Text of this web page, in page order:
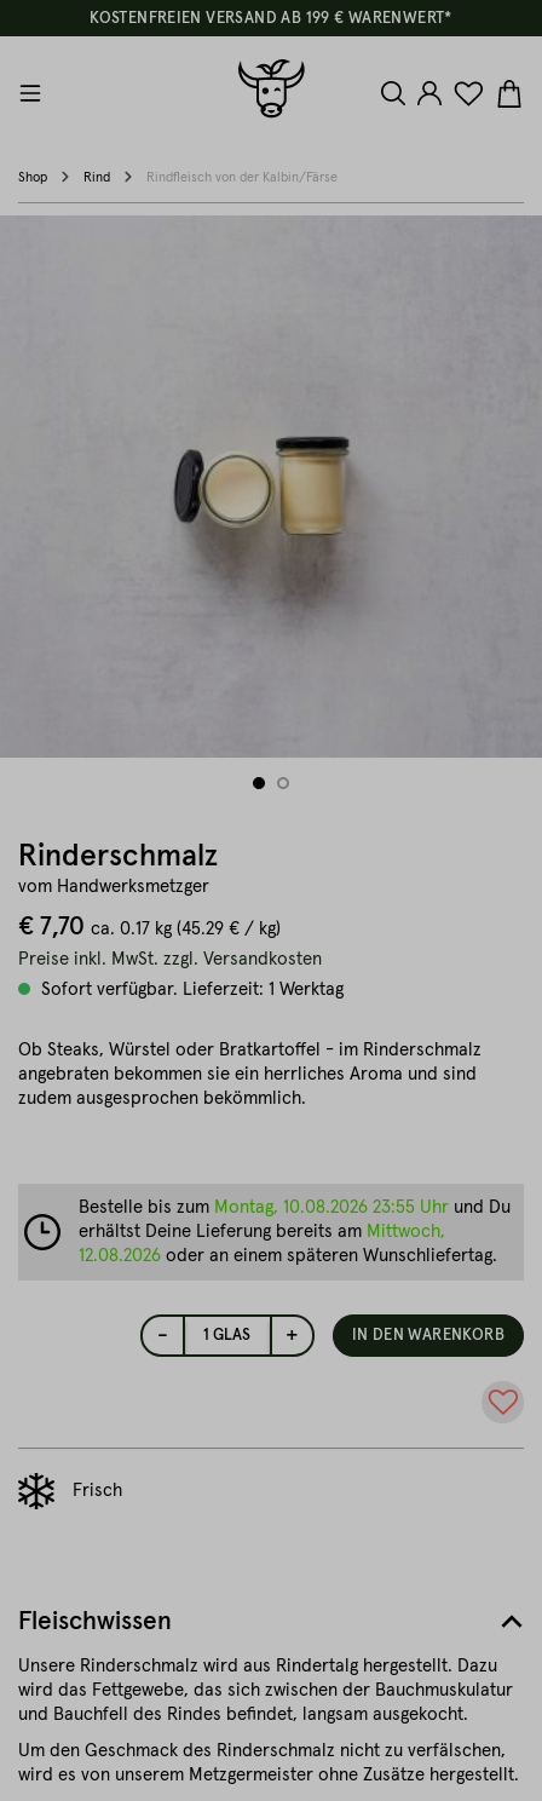
KOSTENFREIEN VERSAND AB 199 € WARENWERT*
Shop Rind Rindfleisch von der Kalbin/Färse
Rinderschmalz
vom Handwerksmetzger
€ 7,70 ca. 0.17 kg (45.29 € / kg)
Preise inkl. MwSt. zzgl. Versandkosten
Sofort verfügbar. Lieferzeit: 1 Werktag
Ob Steaks, Würstel oder Bratkartoffel - im Rinderschmalz
angebraten bekommen sie ein herrliches Aroma und sind
zudem ausgesprochen bekömmlich.
- 1 GLAS + IN DEN WARENKORB
Frisch
Bestelle bis zum Montag, 10.08.2026 23:55 Uhr und Du
erhältst Deine Lieferung bereits am Mittwoch,
12.08.2026 oder an einem späteren Wunschliefertag.
Fleischwissen
Unsere Rinderschmalz wird aus Rindertalg hergestellt. Dazu
wird das Fettgewebe, das sich zwischen der Bauchmuskulatur
und Bauchfell des Rindes befindet, langsam ausgekocht.
Um den Geschmack des Rinderschmalz nicht zu verfälschen,
wird es von unserem Metzgermeister ohne Zusätze hergestellt.